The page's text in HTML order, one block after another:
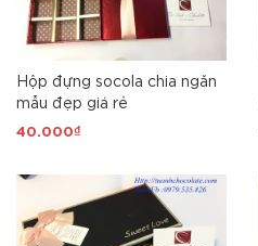
Hộp đựng socola chia ngăn
mẫu đẹp giá rẻ
40.000₫